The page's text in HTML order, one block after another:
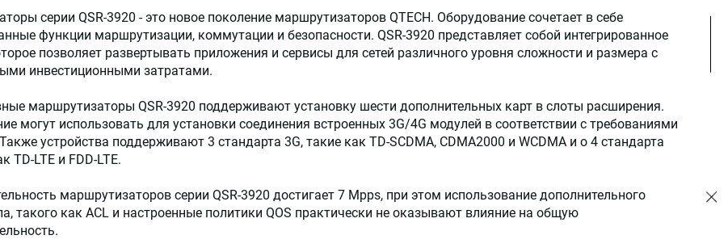
серии QSR-3920 - это новое поколение маршрутизаторов QTECH. Оборудование сочетает в себе
функции маршрутизации, коммутации и безопасности. QSR-3920 представляет собой интегрированное
позволяет развертывать приложения и сервисы для сетей различного уровня сложности и размера с
инвестиционными затратами.
маршрутизаторы QSR-3920 поддерживают установку шести дополнительных карт в слоты расширения.
могут использовать для установки соединения встроенных 3G/4G модулей в соответствии с требованиями
устройства поддерживают 3 стандарта 3G, такие как TD-SCDMA, CDMA2000 и WCDMA и о 4 стандарта
TD-LTE и FDD-LTE.
маршрутизаторов серии QSR-3920 достигает 7 Mpps, при этом использование дополнительного
такого как ACL и настроенные политики QOS практически не оказывают влияние на общую